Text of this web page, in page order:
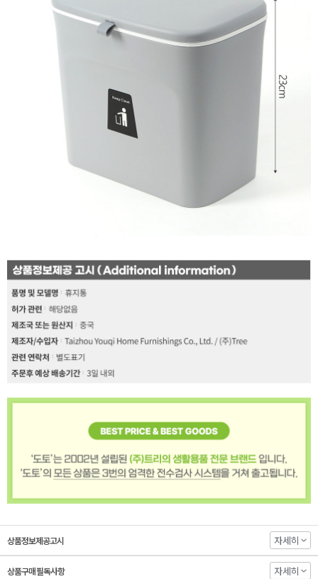
상품정보제공고시 자세히
상품구매 필독사항 자세히